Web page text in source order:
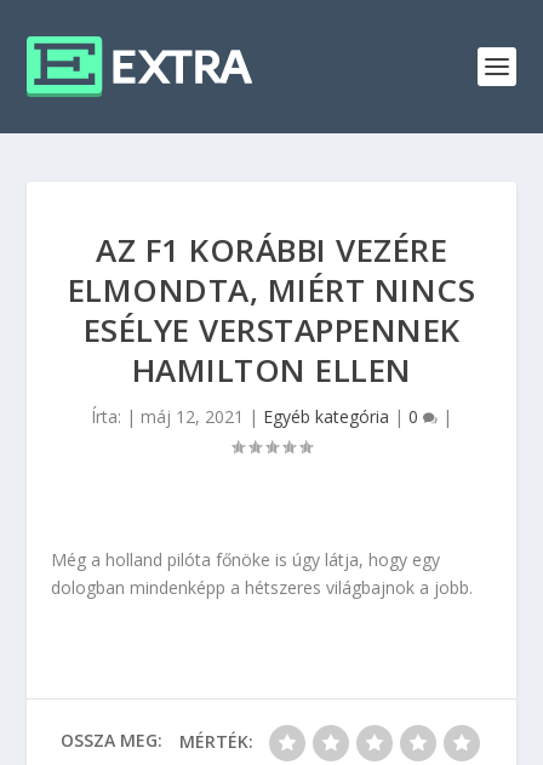
AZ F1 KORÁBBI VEZÉRE
ELMONDTA, MIÉRT NINCS
ESÉLYE VERSTAPPENNEK
HAMILTON ELLEN
Írta: | máj 12, 2021 | Egyéb kategória | 0 |
Még a holland pilóta főnöke is úgy látja, hogy egy
dologban mindenképp a hétszeres világbajnok a jobb.
OSSZA MEG: MÉRTÉK: